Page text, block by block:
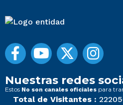
Nuestras redes
Estos No son canales oficiales para
Total de Visitantes :